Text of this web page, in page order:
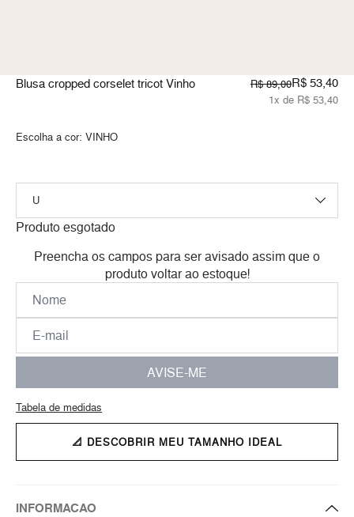
Blusa cropped corselet tricot Vinho R$ 89,00R$ 53,40
1x de R$ 53,40
Escolha a cor: VINHO
Produto esgotado
Preencha os campos para ser avisado assim que o
produto voltar ao estoque!
AVISE-ME
Tabela de medidas
📐 DESCOBRIR MEU TAMANHO IDEAL
INFORMACAO